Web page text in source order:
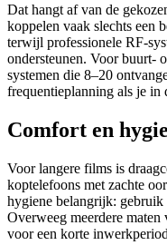
Dat hangt af van de
koppelen vaak slechts een
terwijl professionele RF-
ondersteunen. Voor buurt-
systemen die 8–20
frequentieplanning als je
Comfort en
Voor langere films is
koptelefoons met zachte
hygiene belangrijk: gebruik
Overweeg meerdere
voor een korte